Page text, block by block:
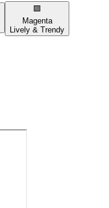
🟪
Magenta
Lively & Trendy